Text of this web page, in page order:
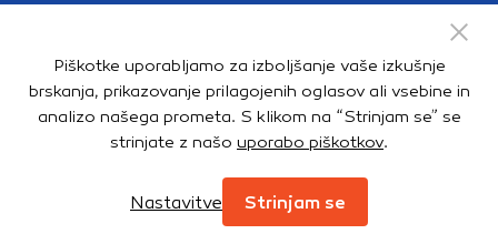
Mešalnice barv
Dostava
Zasebnost in piškotki
Piškotke uporabljamo za izboljšanje vaše izkušnje
brskanja, prikazovanje prilagojenih oglasov ali vsebine in
analizo našega prometa. S klikom na “Strinjam se” se
strinjate z našo uporabo piškotkov.
Nastavitve Strinjam se